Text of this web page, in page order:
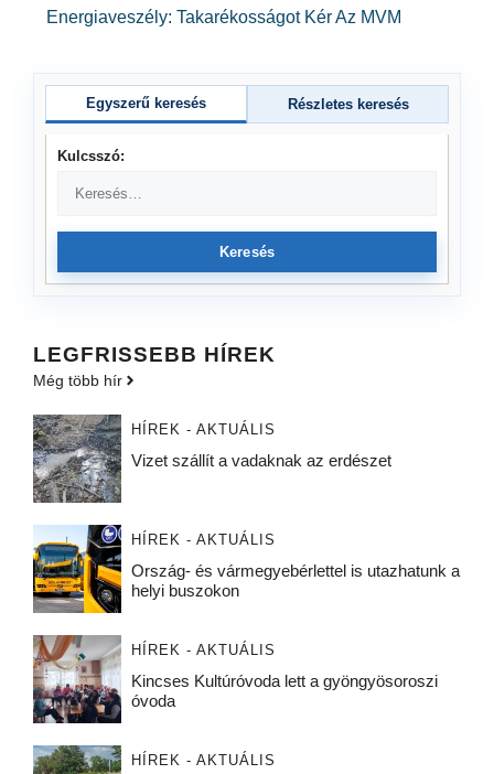
Energiaveszély: Takarékosságot Kér Az MVM
Egyszerű keresés Részletes keresés
Kulcsszó:
Keresés
LEGFRISSEBB HÍREK
Még több hír
HÍREK - AKTUÁLIS
Vizet szállít a vadaknak az erdészet
HÍREK - AKTUÁLIS
Ország- és vármegyebérlettel is utazhatunk a
helyi buszokon
HÍREK - AKTUÁLIS
Kincses Kultúróvoda lett a gyöngyösoroszi
óvoda
HÍREK - AKTUÁLIS